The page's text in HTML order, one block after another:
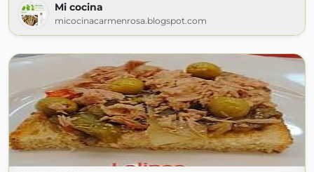
Mi cocina
micocinacarmenrosa.blogspot.com